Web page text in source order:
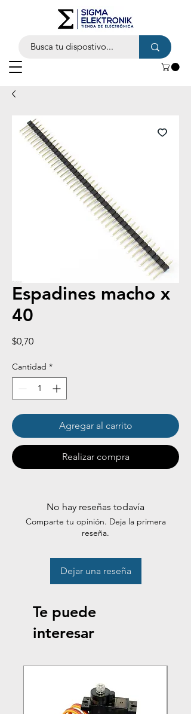
Espadines macho x
40
$0,70Precio
Cantidad *
Agregar al carrito
Realizar compra
No hay reseñas todavía
Comparte tu opinión. Deja la primera
reseña.
Dejar una reseña
Te puede
interesar